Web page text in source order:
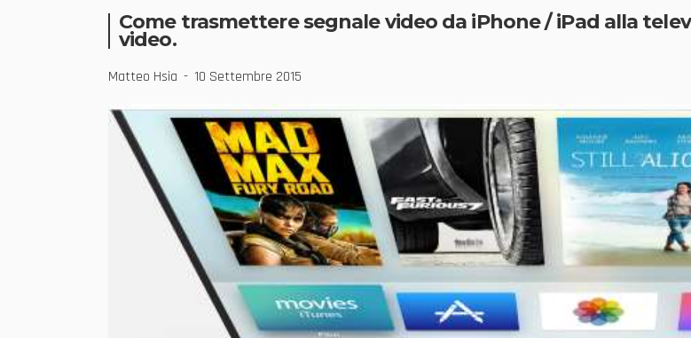
Come trasmettere segnale video da iPhone / iPad alla
video.
Matteo Hsia 10 Settembre 2015